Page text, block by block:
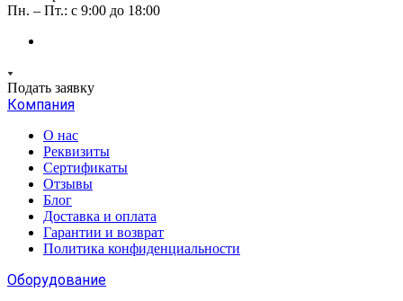
Пн. – Пт.: с 9:00 до 18:00
Подать заявку
Компания
О нас
Реквизиты
Сертификаты
Отзывы
Блог
Доставка и оплата
Гарантии и возврат
Политика конфиденциальности
Оборудование